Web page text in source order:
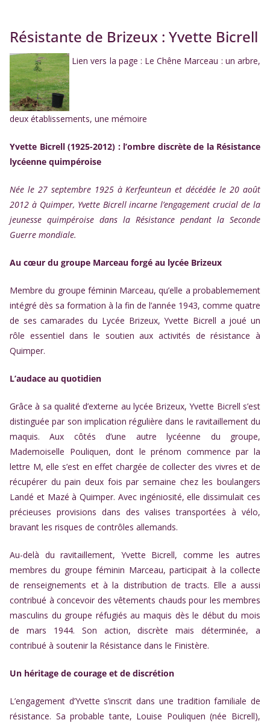
Résistante de Brizeux : Yvette Bicrell
Lien vers la page : Le Chêne Marceau : un arbre,
deux établissements, une mémoire
Yvette Bicrell (1925-2012) : l’ombre discrète de la Résistance
lycéenne quimpéroise
Née le 27 septembre 1925 à Kerfeunteun et décédée le 20 août
2012 à Quimper, Yvette Bicrell incarne l’engagement crucial de la
jeunesse quimpéroise dans la Résistance pendant la Seconde
Guerre mondiale.
Au cœur du groupe Marceau forgé au lycée Brizeux
Membre du groupe féminin Marceau, qu’elle a probablemement
intégré dès sa formation à la fin de l’année 1943, comme quatre
de ses camarades du Lycée Brizeux, Yvette Bicrell a joué un
rôle essentiel dans le soutien aux activités de résistance à
Quimper.
L’audace au quotidien
Grâce à sa qualité d’externe au lycée Brizeux, Yvette Bicrell s’est
distinguée par son implication régulière dans le ravitaillement du
maquis. Aux côtés d’une autre lycéenne du groupe,
Mademoiselle Pouliquen, dont le prénom commence par la
lettre M, elle s’est en effet chargée de collecter des vivres et de
récupérer du pain deux fois par semaine chez les boulangers
Landé et Mazé à Quimper. Avec ingéniosité, elle dissimulait ces
précieuses provisions dans des valises transportées à vélo,
bravant les risques de contrôles allemands.
Au-delà du ravitaillement, Yvette Bicrell, comme les autres
membres du groupe féminin Marceau, participait à la collecte
de renseignements et à la distribution de tracts. Elle a aussi
contribué à concevoir des vêtements chauds pour les membres
masculins du groupe réfugiés au maquis dès le début du mois
de mars 1944. Son action, discrète mais déterminée, a
contribué à soutenir la Résistance dans le Finistère.
Un héritage de courage et de discrétion
L’engagement d’Yvette s’inscrit dans une tradition familiale de
résistance. Sa probable tante, Louise Pouliquen (née Bicrell),